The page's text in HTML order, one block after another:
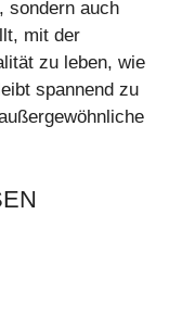
sondern auch
mit der
zu leben, wie
spannend zu